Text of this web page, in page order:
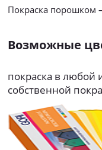
Покраска порошком
Возможные
покраска в любой
собственной